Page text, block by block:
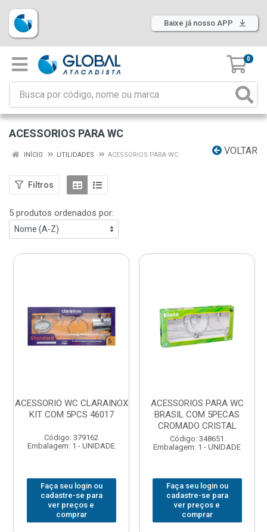
Baixe já nosso APP
0
ACESSORIOS PARA WC
VOLTAR
INÍCIO UTILIDADES ACESSORIOS PARA WC
Filtros
5 produtos ordenados por:
ACESSORIO WC CLARAINOX
KIT COM 5PCS 46017
Código: 379162
Embalagem: 1 - UNIDADE
Faça seu login ou
cadastre-se para
ver preços e
comprar
ACESSORIOS PARA WC
BRASIL COM 5PECAS
CROMADO CRISTAL
Código: 348651
Embalagem: 1 - UNIDADE
Faça seu login ou
cadastre-se para
ver preços e
comprar